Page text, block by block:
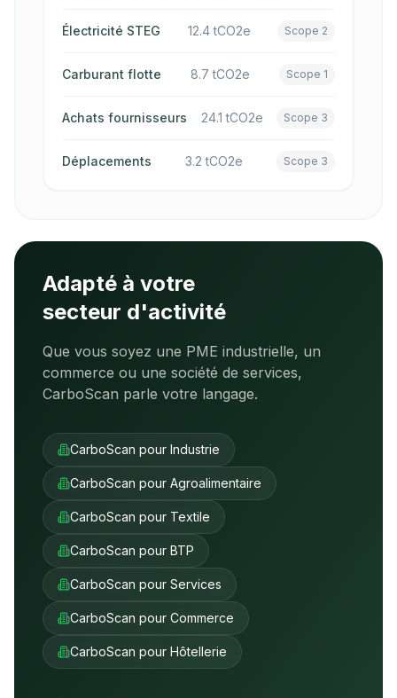
Électricité STEG 12.4 tCO2e Scope 2
Carburant flotte 8.7 tCO2e Scope 1
Achats fournisseurs 24.1 tCO2e Scope 3
Déplacements 3.2 tCO2e Scope 3
Adapté à votre
secteur d'activité
Que vous soyez une PME industrielle, un
commerce ou une société de services,
CarboScan parle votre langage.
CarboScan pour Industrie
CarboScan pour Agroalimentaire
CarboScan pour Textile
CarboScan pour BTP
CarboScan pour Services
CarboScan pour Commerce
CarboScan pour Hôtellerie